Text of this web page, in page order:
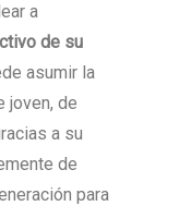
a
de su
asumir la
joven, de
a su
de
para